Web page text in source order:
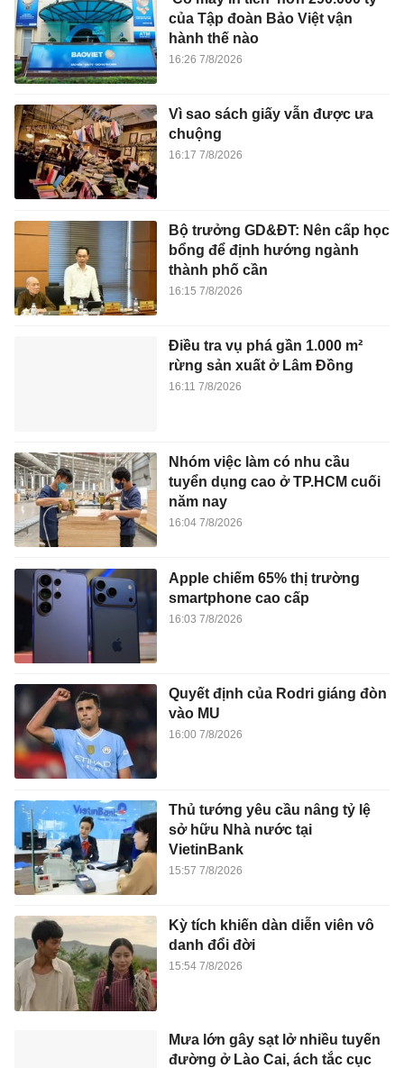
của Tập đoàn Bảo Việt vận
hành thế nào
16:26 7/8/2026
Vì sao sách giấy vẫn được ưa
chuộng
16:17 7/8/2026
Bộ trưởng GD&ĐT: Nên cấp học
bổng để định hướng ngành
thành phố cần
16:15 7/8/2026
Điều tra vụ phá gần 1.000 m²
rừng sản xuất ở Lâm Đồng
16:11 7/8/2026
Nhóm việc làm có nhu cầu
tuyển dụng cao ở TP.HCM cuối
năm nay
16:04 7/8/2026
Apple chiếm 65% thị trường
smartphone cao cấp
16:03 7/8/2026
Quyết định của Rodri giáng đòn
vào MU
16:00 7/8/2026
Thủ tướng yêu cầu nâng tỷ lệ
sở hữu Nhà nước tại
VietinBank
15:57 7/8/2026
Kỳ tích khiến dàn diễn viên vô
danh đổi đời
15:54 7/8/2026
Mưa lớn gây sạt lở nhiều tuyến
đường ở Lào Cai, ách tắc cục